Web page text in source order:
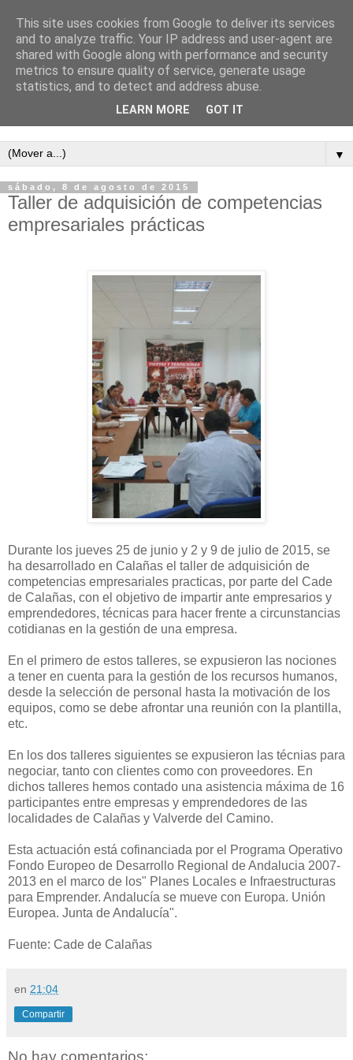
Semanario independiente de Calañas
▼
sábado, 8 de agosto de 2015
Taller de adquisición de competencias
empresariales prácticas
Durante los jueves 25 de junio y 2 y 9 de julio de 2015, se
ha desarrollado en Calañas el taller de adquisición de
competencias empresariales practicas, por parte del Cade
de Calañas, con el objetivo de impartir ante empresarios y
emprendedores, técnicas para hacer frente a circunstancias
cotidianas en la gestión de una empresa.
En el primero de estos talleres, se expusieron las nociones
a tener en cuenta para la gestión de los recursos humanos,
desde la selección de personal hasta la motivación de los
equipos, como se debe afrontar una reunión con la plantilla,
etc.
En los dos talleres siguientes se expusieron las técnias para
negociar, tanto con clientes como con proveedores. En
dichos talleres hemos contado una asistencia máxima de 16
participantes entre empresas y emprendedores de las
localidades de Calañas y Valverde del Camino.
Esta actuación está cofinanciada por el Programa Operativo
Fondo Europeo de Desarrollo Regional de Andalucia 2007-
2013 en el marco de los" Planes Locales e Infraestructuras
para Emprender. Andalucía se mueve con Europa. Unión
Europea. Junta de Andalucía".
Fuente: Cade de Calañas
en 21:04
Compartir
No hay comentarios:
This site uses cookies from Google to deliver its services
and to analyze traffic. Your IP address and user-agent are
shared with Google along with performance and security
metrics to ensure quality of service, generate usage
statistics, and to detect and address abuse.
LEARN MORE GOT IT